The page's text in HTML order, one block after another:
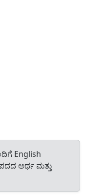
English
ಅರ್ಥ ಮತ್ತು